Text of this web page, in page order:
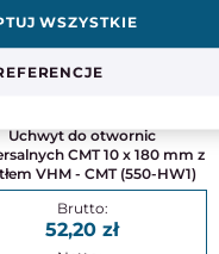
Uchwyt do otwornic
CMT 10 x 180 mm z
VHM - CMT (550-HW1)
52,20
WSZYSTKIE